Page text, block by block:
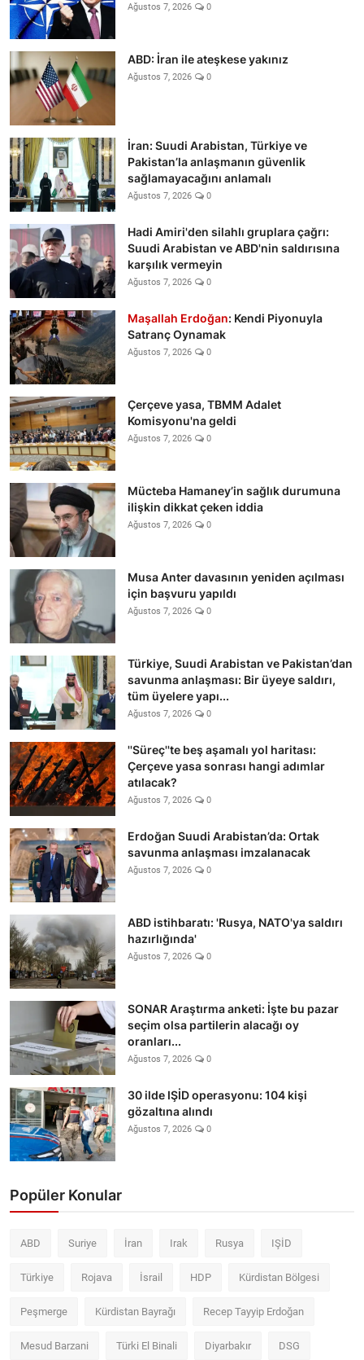
Ağustos 7, 2026 0
ABD: İran ile ateşkese yakınız
Ağustos 7, 2026 0
İran: Suudi Arabistan, Türkiye ve
Pakistan’la anlaşmanın güvenlik
sağlamayacağını anlamalı
Ağustos 7, 2026 0
Hadi Amiri'den silahlı gruplara çağrı:
Suudi Arabistan ve ABD'nin saldırısına
karşılık vermeyin
Ağustos 7, 2026 0
Maşallah Erdoğan: Kendi Piyonuyla
Satranç Oynamak
Ağustos 7, 2026 0
Çerçeve yasa, TBMM Adalet
Komisyonu'na geldi
Ağustos 7, 2026 0
Mücteba Hamaney’in sağlık durumuna
ilişkin dikkat çeken iddia
Ağustos 7, 2026 0
Musa Anter davasının yeniden açılması
için başvuru yapıldı
Ağustos 7, 2026 0
Türkiye, Suudi Arabistan ve Pakistan’dan
savunma anlaşması: Bir üyeye saldırı,
tüm üyelere yapı...
Ağustos 7, 2026 0
''Süreç''te beş aşamalı yol haritası:
Çerçeve yasa sonrası hangi adımlar
atılacak?
Ağustos 7, 2026 0
Erdoğan Suudi Arabistan’da: Ortak
savunma anlaşması imzalanacak
Ağustos 7, 2026 0
ABD istihbaratı: 'Rusya, NATO'ya saldırı
hazırlığında'
Ağustos 7, 2026 0
SONAR Araştırma anketi: İşte bu pazar
seçim olsa partilerin alacağı oy
oranları...
Ağustos 7, 2026 0
30 ilde IŞİD operasyonu: 104 kişi
gözaltına alındı
Ağustos 7, 2026 0
Popüler Konular
ABD Suriye İran Irak Rusya IŞİD
Türkiye Rojava İsrail HDP Kürdistan Bölgesi
Peşmerge Kürdistan Bayrağı Recep Tayyip Erdoğan
Mesud Barzani Türki El Binali Diyarbakır DSG